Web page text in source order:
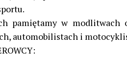
pamiętamy w modlitwach
automobilistach i